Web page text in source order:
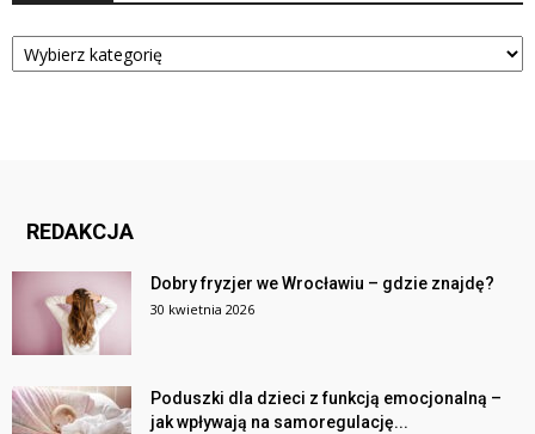
Kategorie
REDAKCJA
Dobry fryzjer we Wrocławiu – gdzie znajdę?
30 kwietnia 2026
Poduszki dla dzieci z funkcją emocjonalną –
jak wpływają na samoregulację...